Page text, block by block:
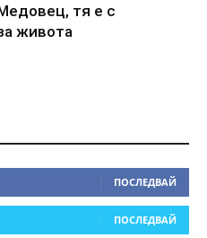
тя е с
живота
ПОСЛЕДВАЙ
ПОСЛЕДВАЙ